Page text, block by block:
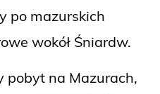
po mazurskich
wokół Śniardw.
pobyt na Mazurach,